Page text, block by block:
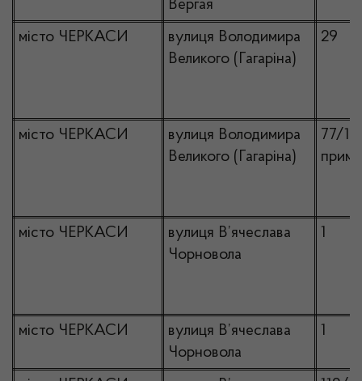
Вергая
місто ЧЕРКАСИ
вулиця Володимира
Великого (Гагаріна)
29
місто ЧЕРКАСИ
вулиця Володимира
Великого (Гагаріна)
77/1,
місто ЧЕРКАСИ
вулиця В’ячеслава
Чорновола
1
місто ЧЕРКАСИ
вулиця В’ячеслава
Чорновола
1